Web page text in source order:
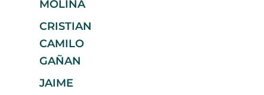
MOLINA
CRISTIAN
CAMILO
GAÑAN
JAIME